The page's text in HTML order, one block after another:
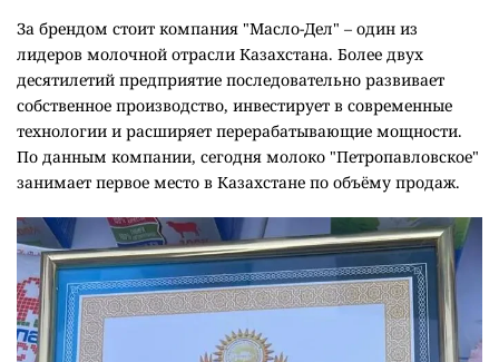
За брендом стоит компания "Масло-Дел" – один из
лидеров молочной отрасли Казахстана. Более двух
десятилетий предприятие последовательно развивает
собственное производство, инвестирует в современные
технологии и расширяет перерабатывающие мощности.
По данным компании, сегодня молоко "Петропавловское"
занимает первое место в Казахстане по объёму продаж.